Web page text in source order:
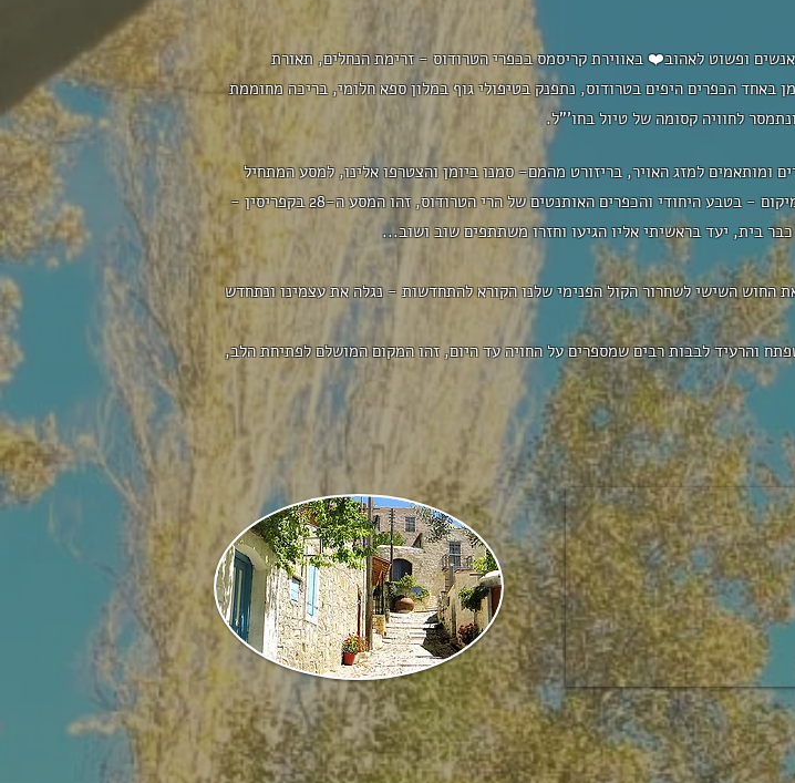
ופשוט לאהוב❤️ באווירת קריסמס בכפרי הטרודוס - זרימת הנחלים, תאורת
הכפרים היפים בטרודוס, נתפנק בטיפולי גוף במלון ספא חלומי, בריכה מחוממת
לחוויה קסומה של טיול בחו'"ל.
ומותאמים למזג האויר, בריזורט מהמם- סמנו ביומן והצטרפו אלינו, למסע המתחיל
בעיר השוכנת לחוף הים וממשיך לכפרי הטרודוס הקסומים של קפריסין. המיקום - בטבע היחודי והכפרים האותנטים של הרי הטרודוס, זהו המסע ה-28 בקפריסין -
- כזה שיפעיל את 5 החושים ובעיקר את החוש השישי לשחרור הקול הפנימי שלנו הקורא להתחדשות - נגלה את עצמינו ונתחדש
והרעיד לבבות רבים שמספרים על החויה עד היום, זהו המקום המושלם לפתיחת הלב,